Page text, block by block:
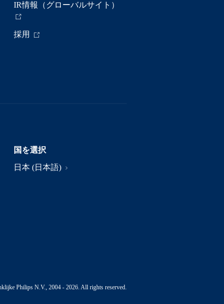
IR情報（グローバルサイト）
採用
国を選択
日本 (日本語)
Philips N.V., 2004 - 2026. All rights reserved.